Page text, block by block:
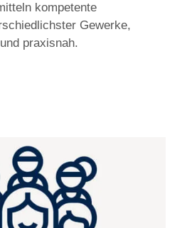
kompetente
Gewerke,
praxisnah.